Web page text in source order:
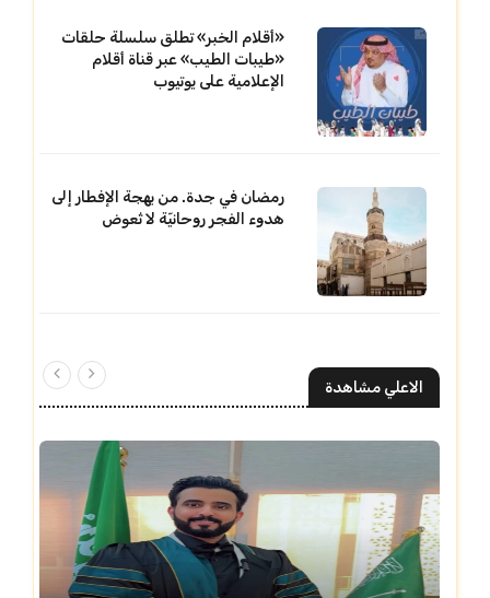
«أقلام الخبر» تطلق سلسلة حلقات
«طيبات الطيب» عبر قناة أقلام
الإعلامية على يوتيوب
رمضان في جدة. من بهجة الإفطار إلى
هدوء الفجر روحانيّة لا تُعوض
الاعلي مشاهدة